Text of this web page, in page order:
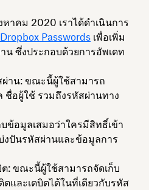
าคม 2020 เราได้ดำเนินการ
Dropbox Passwords เพื่อเพิ่ม
น ซึ่งประกอบด้วยการอัพเดท
ผ่าน: ขณะนี้ผู้ใช้สามารถ
อผู้ใช้ รวมถึงรหัสผ่านทาง
ข้อมูลเสมอว่าใครมีสิทธิ์เข้า
งปันรหัสผ่านและข้อมูลการ
ต: ขณะนี้ผู้ใช้สามารถจัดเก็บ
และเดบิตได้ในที่เดียวกับรหัส